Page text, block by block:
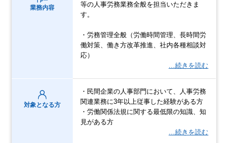
業務内容
等の人事労務業務全般を担当いただきま
す。
・労務管理全般（労働時間管理、長時間労
働対策、働き方改革推進、社内各種相談対
応）
…続きを読む
対象となる方
・民間企業の人事部門において、人事労務
関連業務に3年以上従事した経験がある方
・労働関係法規に関する最低限の知識、知
見がある方
…続きを読む